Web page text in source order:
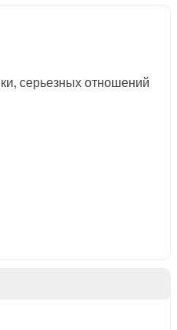
cерьезных отношений